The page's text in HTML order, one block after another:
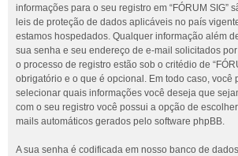
informações para o seu registro em “FÓRUM SIG”
leis de proteção de dados aplicáveis no país
estamos hospedados. Qualquer informação além
sua senha e seu endereço de e-mail solicitados por
o processo de registro estão sob o critédio de
obrigatório e o que é opcional. Em todo caso, você
selecionar quais informações você deseja que
com o seu registro você possui a opção de
mails automáticos gerados pelo software phpBB.
A sua senha é codificada em nosso banco de